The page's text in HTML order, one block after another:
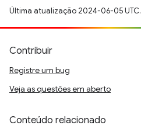
Última atualização 2024-06-05 UTC.
Contribuir
Registre um bug
Veja as questões em aberto
Conteúdo relacionado